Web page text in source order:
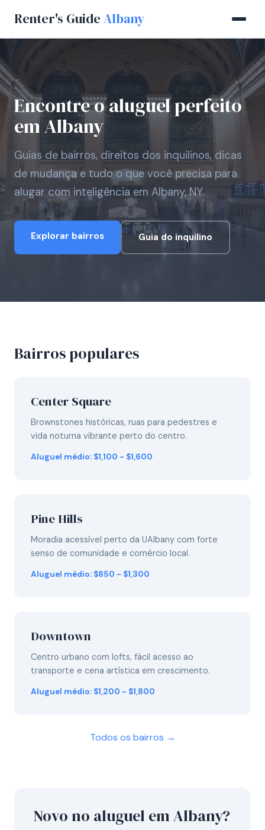
Renter's Guide Albany
Encontre o aluguel perfeito
em Albany
Guias de bairros, direitos dos inquilinos, dicas
de mudança e tudo o que você precisa para
alugar com inteligência em Albany, NY.
Explorar bairros Guia do inquilino
Bairros populares
Center Square
Brownstones históricas, ruas para pedestres e
vida noturna vibrante perto do centro.
Aluguel médio: $1,100 - $1,600
Pine Hills
Moradia acessível perto da UAlbany com forte
senso de comunidade e comércio local.
Aluguel médio: $850 - $1,300
Downtown
Centro urbano com lofts, fácil acesso ao
transporte e cena artística em crescimento.
Aluguel médio: $1,200 - $1,800
Todos os bairros →
Novo no aluguel em Albany?